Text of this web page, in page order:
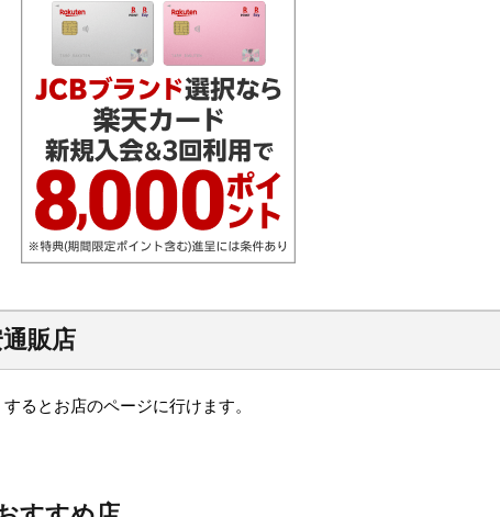
販店
るとお店のページに行けます。